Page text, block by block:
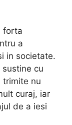
forta
a
in societate.
cu
trimite nu
curaj, iar
de a iesi